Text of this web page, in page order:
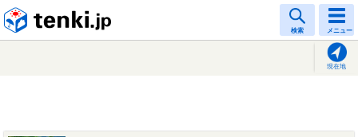
検索 メニュー
現在地